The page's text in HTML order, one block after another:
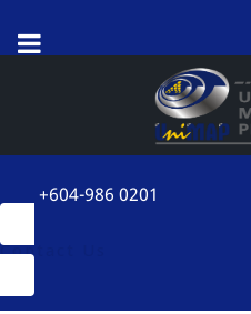
+604-986 0201
Contact Us